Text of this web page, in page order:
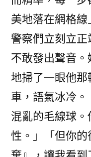
美地落在網格
警察們立刻立
不敢發出聲音
地掃了一眼他
車，語氣冰冷
混亂的毛線球
性。」「但你